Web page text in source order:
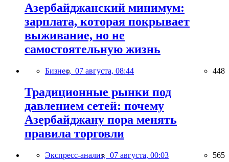
Азербайджанский минимум:
зарплата, которая покрывает
выживание, но не
самостоятельную жизнь
Бизнес, 07 августа, 08:44 448
Традиционные рынки под
давлением сетей: почему
Азербайджану пора менять
правила торговли
Экспресс-анализ, 07 августа, 00:03 565